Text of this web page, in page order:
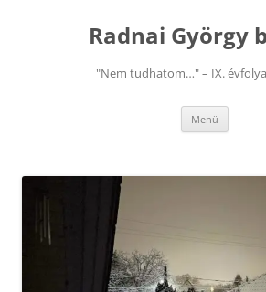
Radnai György
"Nem tudhatom…" – IX.
Menü